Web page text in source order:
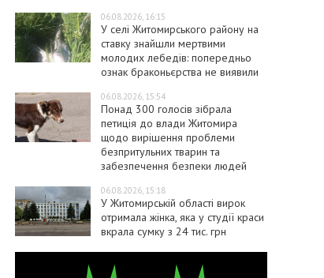
06.08.2026, 16:15
У селі Житомирського району на
ставку знайшли мертвими
молодих лебедів: попередньо
ознак браконьєрства не виявили
06.08.2026, 15:54
Понад 300 голосів зібрала
петиція до влади Житомира
щодо вирішення проблеми
безпритульних тварин та
забезпечення безпеки людей
06.08.2026, 15:18
У Житомирській області вирок
отримала жінка, яка у студії краси
вкрала сумку з 24 тис. грн